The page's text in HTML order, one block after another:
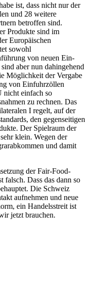
ist, dass nicht nur der
und 28 weitere
betroffen sind.
Produkte sind im
Europäischen
sowohl
von neuen Ein-
aber nun dahingehend
Möglichkeit der Vergabe
von Einfuhrzöllen
nicht einfach so
zu rechnen. Das
I regelt, auf der
den gegenseitigen
Der Spielraum der
klein. Wegen der
und damit
der Fair-Food-
Dass das dann so
Die Schweiz
aufnehmen und neue
ein Handelsstreit ist
jetzt brauchen.